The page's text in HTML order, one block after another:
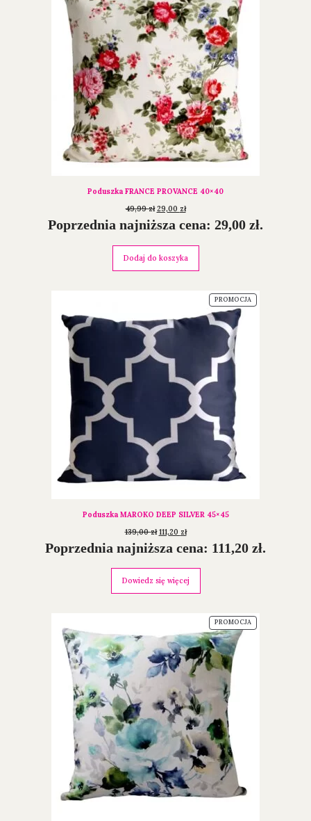
Poduszka FRANCE PROVANCE 40×40
49,99zł 29,00 zł
Poprzednia najniższa cena: 29,00 zł.
Dodaj do koszyka
PROMOCJA
Poduszka MAROKO DEEP SILVER 45×45
139,00zł 111,20 zł
Poprzednia najniższa cena: 111,20 zł.
Dowiedz się więcej
PROMOCJA